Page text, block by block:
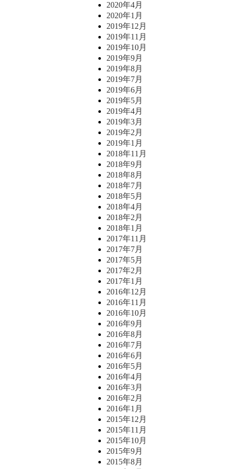
2020年4月
2020年1月
2019年12月
2019年11月
2019年10月
2019年9月
2019年8月
2019年7月
2019年6月
2019年5月
2019年4月
2019年3月
2019年2月
2019年1月
2018年11月
2018年9月
2018年8月
2018年7月
2018年5月
2018年4月
2018年2月
2018年1月
2017年11月
2017年7月
2017年5月
2017年2月
2017年1月
2016年12月
2016年11月
2016年10月
2016年9月
2016年8月
2016年7月
2016年6月
2016年5月
2016年4月
2016年3月
2016年2月
2016年1月
2015年12月
2015年11月
2015年10月
2015年9月
2015年8月